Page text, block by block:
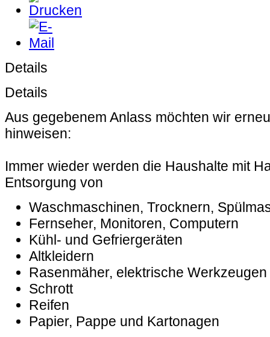
Details
Details
Aus gegebenem Anlass möchten wir
hinweisen:
Immer wieder werden die Haushalte mit
Entsorgung von
Waschmaschinen, Trocknern,
Fernseher, Monitoren, Computern
Kühl- und Gefriergeräten
Altkleidern
Rasenmäher, elektrische Werkzeugen
Schrott
Reifen
Papier, Pappe und Kartonagen